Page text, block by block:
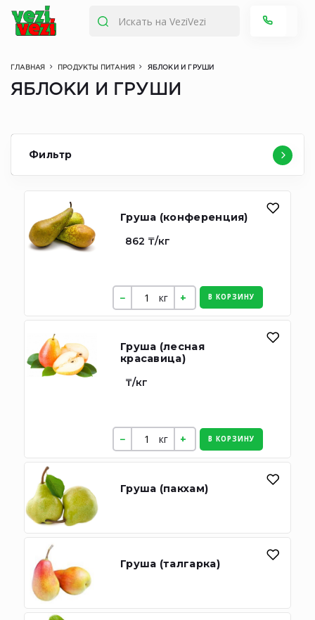
ГЛАВНАЯ ПРОДУКТЫ ПИТАНИЯ ЯБЛОКИ И ГРУШИ
ЯБЛОКИ И ГРУШИ
Фильтр
Груша (конференция)
862 ₸/кг
кг В КОРЗИНУ
Груша (лесная
красавица)
₸/кг
кг В КОРЗИНУ
Груша (пакхам)
Груша (талгарка)